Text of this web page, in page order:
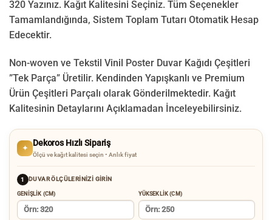
320 Yazınız. Kağıt Kalitesini Seçiniz. Tüm Seçenekler
Tamamlandığında, Sistem Toplam Tutarı Otomatik Hesap
Edecektir.
Non-woven ve Tekstil Vinil Poster Duvar Kağıdı Çeşitleri
”Tek Parça” Üretilir. Kendinden Yapışkanlı ve Premium
Ürün Çeşitleri Parçalı olarak Gönderilmektedir. Kağıt
Kalitesinin Detaylarını Açıklamadan İnceleyebilirsiniz.
✦
Dekoros Hızlı Sipariş
Ölçü ve kağıt kalitesi seçin • Anlık fiyat
1 DUVAR ÖLÇÜLERINIZI GIRIN
GENIŞLIK (CM) YÜKSEKLIK (CM)